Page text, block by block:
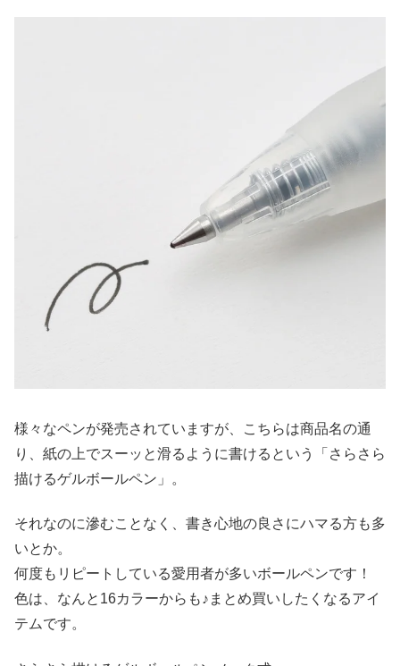
様々なペンが発売されていますが、こちらは商品名の通
り、紙の上でスーッと滑るように書けるという「さらさら
描けるゲルボールペン」。
それなのに滲むことなく、書き心地の良さにハマる方も多
いとか。
何度もリピートしている愛用者が多いボールペンです！
色は、なんと16カラーからも♪まとめ買いしたくなるアイ
テムです。